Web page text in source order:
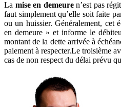
La mise en demeuren’est pas
faut simplement qu’elle soit faite
ou un huissier. Généralement, cet
en demeure » et informe le
montant de la dette arrivée à
paiement à respecter.Le troisième
cas de non respect du délai prévu